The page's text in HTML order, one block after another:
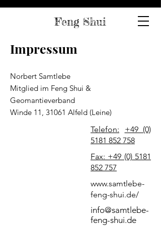
Feng Shui
Impressum
Norbert Samtlebe
Mitglied im Feng Shui &
Geomantieverband
Winde 11, 31061 Alfeld (Leine)
Telefon:
+49 (0)
5181 852 758
Fax: +49 (0) 5181
852 757
www.samtlebe-
feng-shui.de/
info@samtlebe-
feng-shui.de